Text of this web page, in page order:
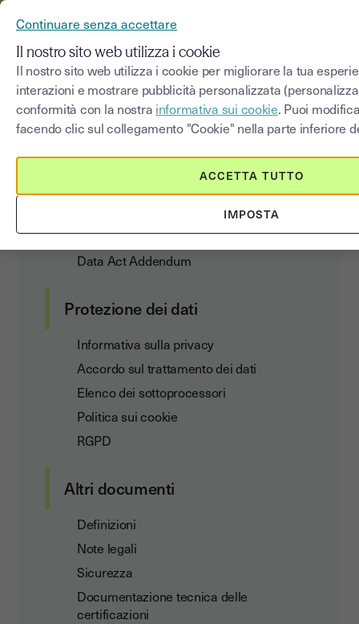
Informativa sullaprivacy
Condizioni generali di utilizzo e di
abbonamento
Data Act Addendum
Protezione dei dati
Informativa sulla privacy
Accordo sul trattamento dei dati
Elenco dei sottoprocessori
Politica sui cookie
RGPD
Altri documenti
Definizioni
Note legali
Sicurezza
Documentazione tecnica delle
certificazioni
Continuare senza accettare
Il nostro sito web utilizza i cookie
Il nostro sito web utilizza i cookie per migliorare la tua
interazioni e mostrare pubblicità personalizzata
conformità con la nostra informativa sui cookie. Puoi
facendo clic sul collegamento "Cookie" nella parte inferiore
IMPOSTA
ACCETTA TUTTO